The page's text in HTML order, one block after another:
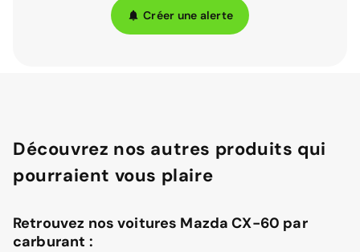
Créer une alerte
Découvrez nos autres produits qui
pourraient vous plaire
Retrouvez nos voitures Mazda CX-60 par
carburant :